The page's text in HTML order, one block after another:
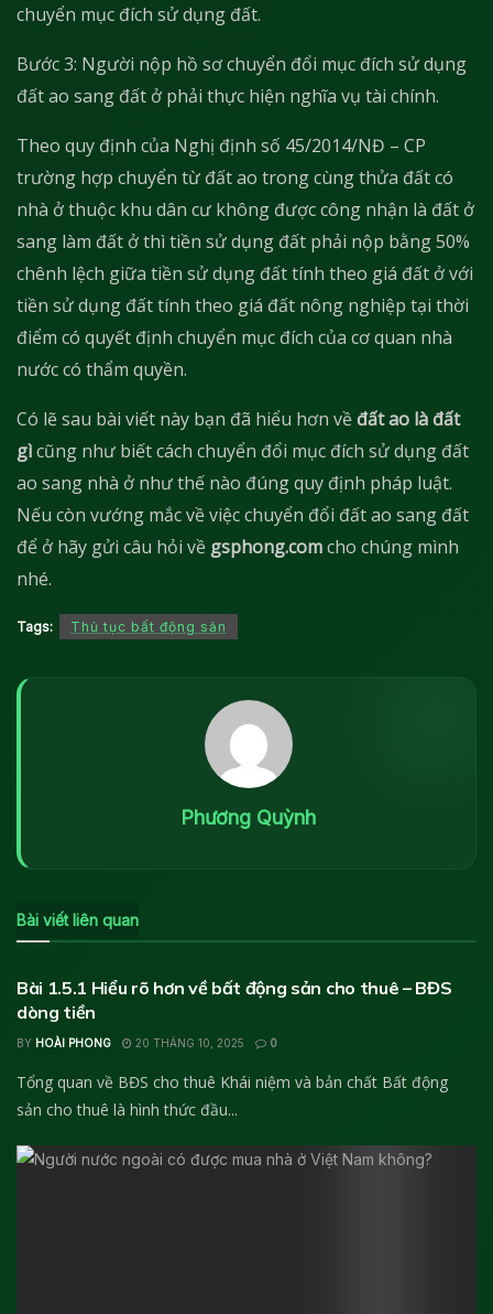
chuyển mục đích sử dụng đất.
Bước 3: Người nộp hồ sơ chuyển đổi mục đích sử dụng
đất ao sang đất ở phải thực hiện nghĩa vụ tài chính.
Theo quy định của Nghị định số 45/2014/NĐ – CP
trường hợp chuyển từ đất ao trong cùng thửa đất có
nhà ở thuộc khu dân cư không được công nhận là đất ở
sang làm đất ở thì tiền sử dụng đất phải nộp bằng 50%
chênh lệch giữa tiền sử dụng đất tính theo giá đất ở với
tiền sử dụng đất tính theo giá đất nông nghiệp tại thời
điểm có quyết định chuyển mục đích của cơ quan nhà
nước có thẩm quyền.
Có lẽ sau bài viết này bạn đã hiểu hơn về đất ao là đất
gìcũng như biết cách chuyển đổi mục đích sử dụng đất
ao sang nhà ở như thế nào đúng quy định pháp luật.
Nếu còn vướng mắc về việc chuyển đổi đất ao sang đất
để ở hãy gửi câu hỏi về gsphong.comcho chúng mình
nhé.
Tags: Thủ tục bất động sản
Phương Quỳnh
Bài viết liên quan
KIẾN THỨC BẤT ĐỘNG SẢN
Bài 1.5.1 Hiểu rõ hơn về bất động sản cho thuê – BĐS
dòng tiền
BY HOÀI PHONG 20 THÁNG 10, 2025 0
Tổng quan về BĐS cho thuê Khái niệm và bản chất Bất động
sản cho thuê là hình thức đầu...